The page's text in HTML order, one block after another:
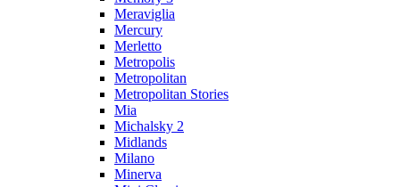
Meraviglia
Mercury
Merletto
Metropolis
Metropolitan
Metropolitan Stories
Mia
Michalsky 2
Midlands
Milano
Minerva